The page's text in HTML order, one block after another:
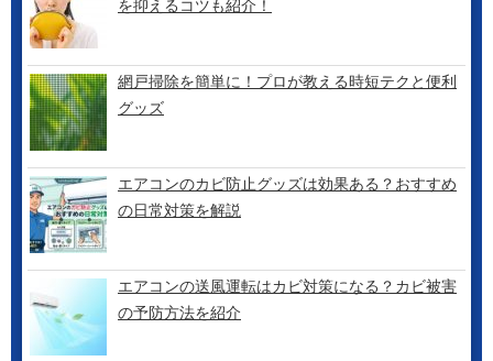
を抑えるコツも紹介！
網戸掃除を簡単に！プロが教える時短テクと便利
グッズ
エアコンのカビ防止グッズは効果ある？おすすめ
の日常対策を解説
エアコンの送風運転はカビ対策になる？カビ被害
の予防方法を紹介